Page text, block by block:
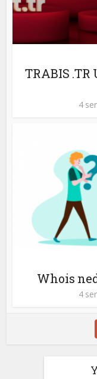
TRABIS .TR
4
Whois
4